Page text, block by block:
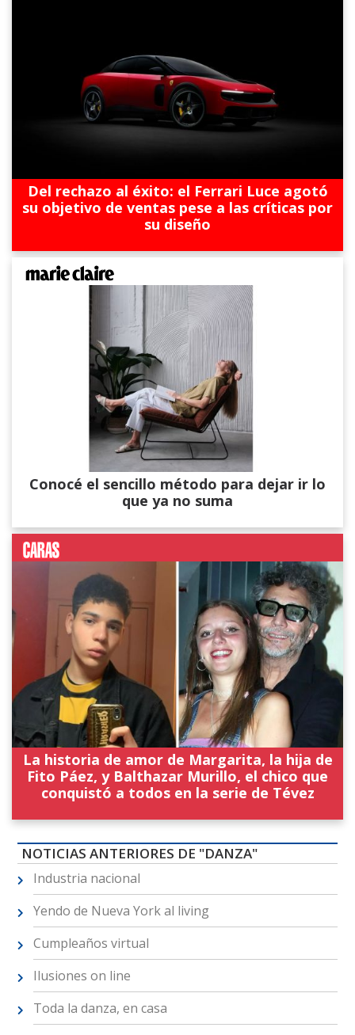
Del rechazo al éxito: el Ferrari Luce agotó
su objetivo de ventas pese a las críticas por
su diseño
Conocé el sencillo método para dejar ir lo
que ya no suma
La historia de amor de Margarita, la hija de
Fito Páez, y Balthazar Murillo, el chico que
conquistó a todos en la serie de Tévez
NOTICIAS ANTERIORES DE "DANZA"
Industria nacional
Yendo de Nueva York al living
Cumpleaños virtual
Ilusiones on line
Toda la danza, en casa